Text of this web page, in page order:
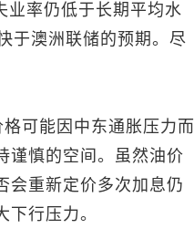
业率仍低于长期平均水
于澳洲联储的预期。尽
可能因中东通胀压力而
谨慎的空间。虽然油价
会重新定价多次加息仍
下行压力。